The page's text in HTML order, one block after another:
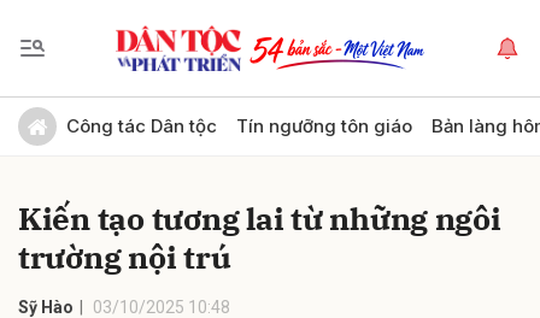
Công tác Dân tộc Tín ngưỡng tôn giáo Bản làng
Kiến tạo tương lai từ những ngôi
trường nội trú
Sỹ Hào 03/10/2025 10:48
Gửi bình luận